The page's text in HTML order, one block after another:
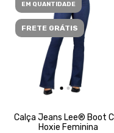
EM QUANTIDADE
FRETE GRÁTIS
Calça Jeans Lee® Boot
Hoxie Feminina